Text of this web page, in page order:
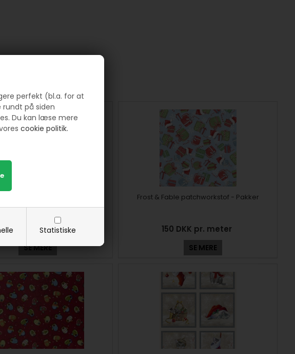
perfekt (bl.a. for at
rundt på siden
Du kan læse mere
cookie politik.
Statistiske
patchworkstof - Små ting Blå
bund
DKK pr. meter
SE MERE
Frost & Fable patchworkstof - Pakker
150 DKK pr. meter
SE MERE